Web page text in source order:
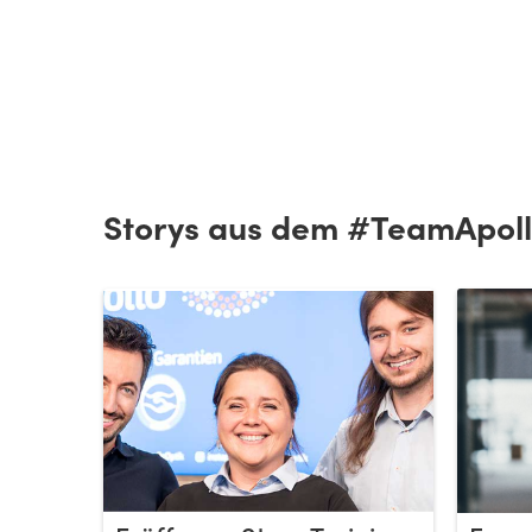
Storys aus dem